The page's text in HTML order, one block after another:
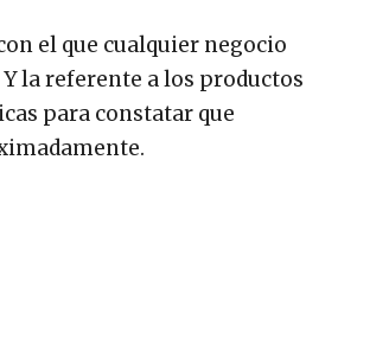
el que cualquier negocio
la referente a los productos
para constatar que